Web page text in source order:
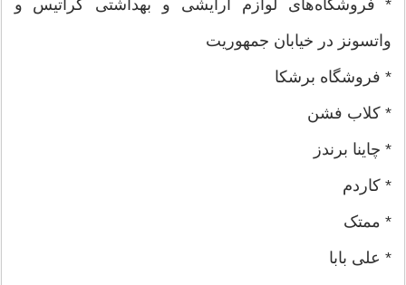
* فروشگاه‌های لوازم آرایشی و بهداشتی گراتیس و
واتسونز در خیابان جمهوریت
* فروشگاه برشکا
* کلاب فشن
* چاینا برندز
* کاردم
* ممتک
* علی بابا